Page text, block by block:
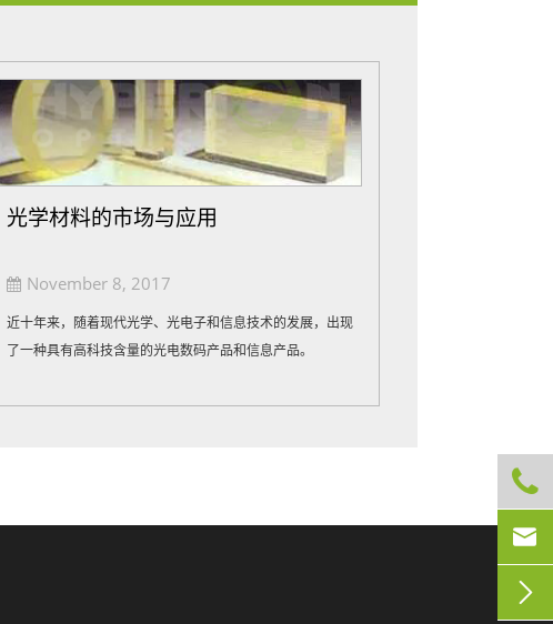
光学材料的市场与应用
November 8, 2017
近十年来，随着现代光学、光电子和信息技术的发展，出现
了一种具有高科技含量的光电数码产品和信息产品。


